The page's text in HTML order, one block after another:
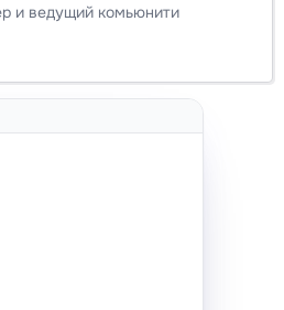
и ведущий комьюнити